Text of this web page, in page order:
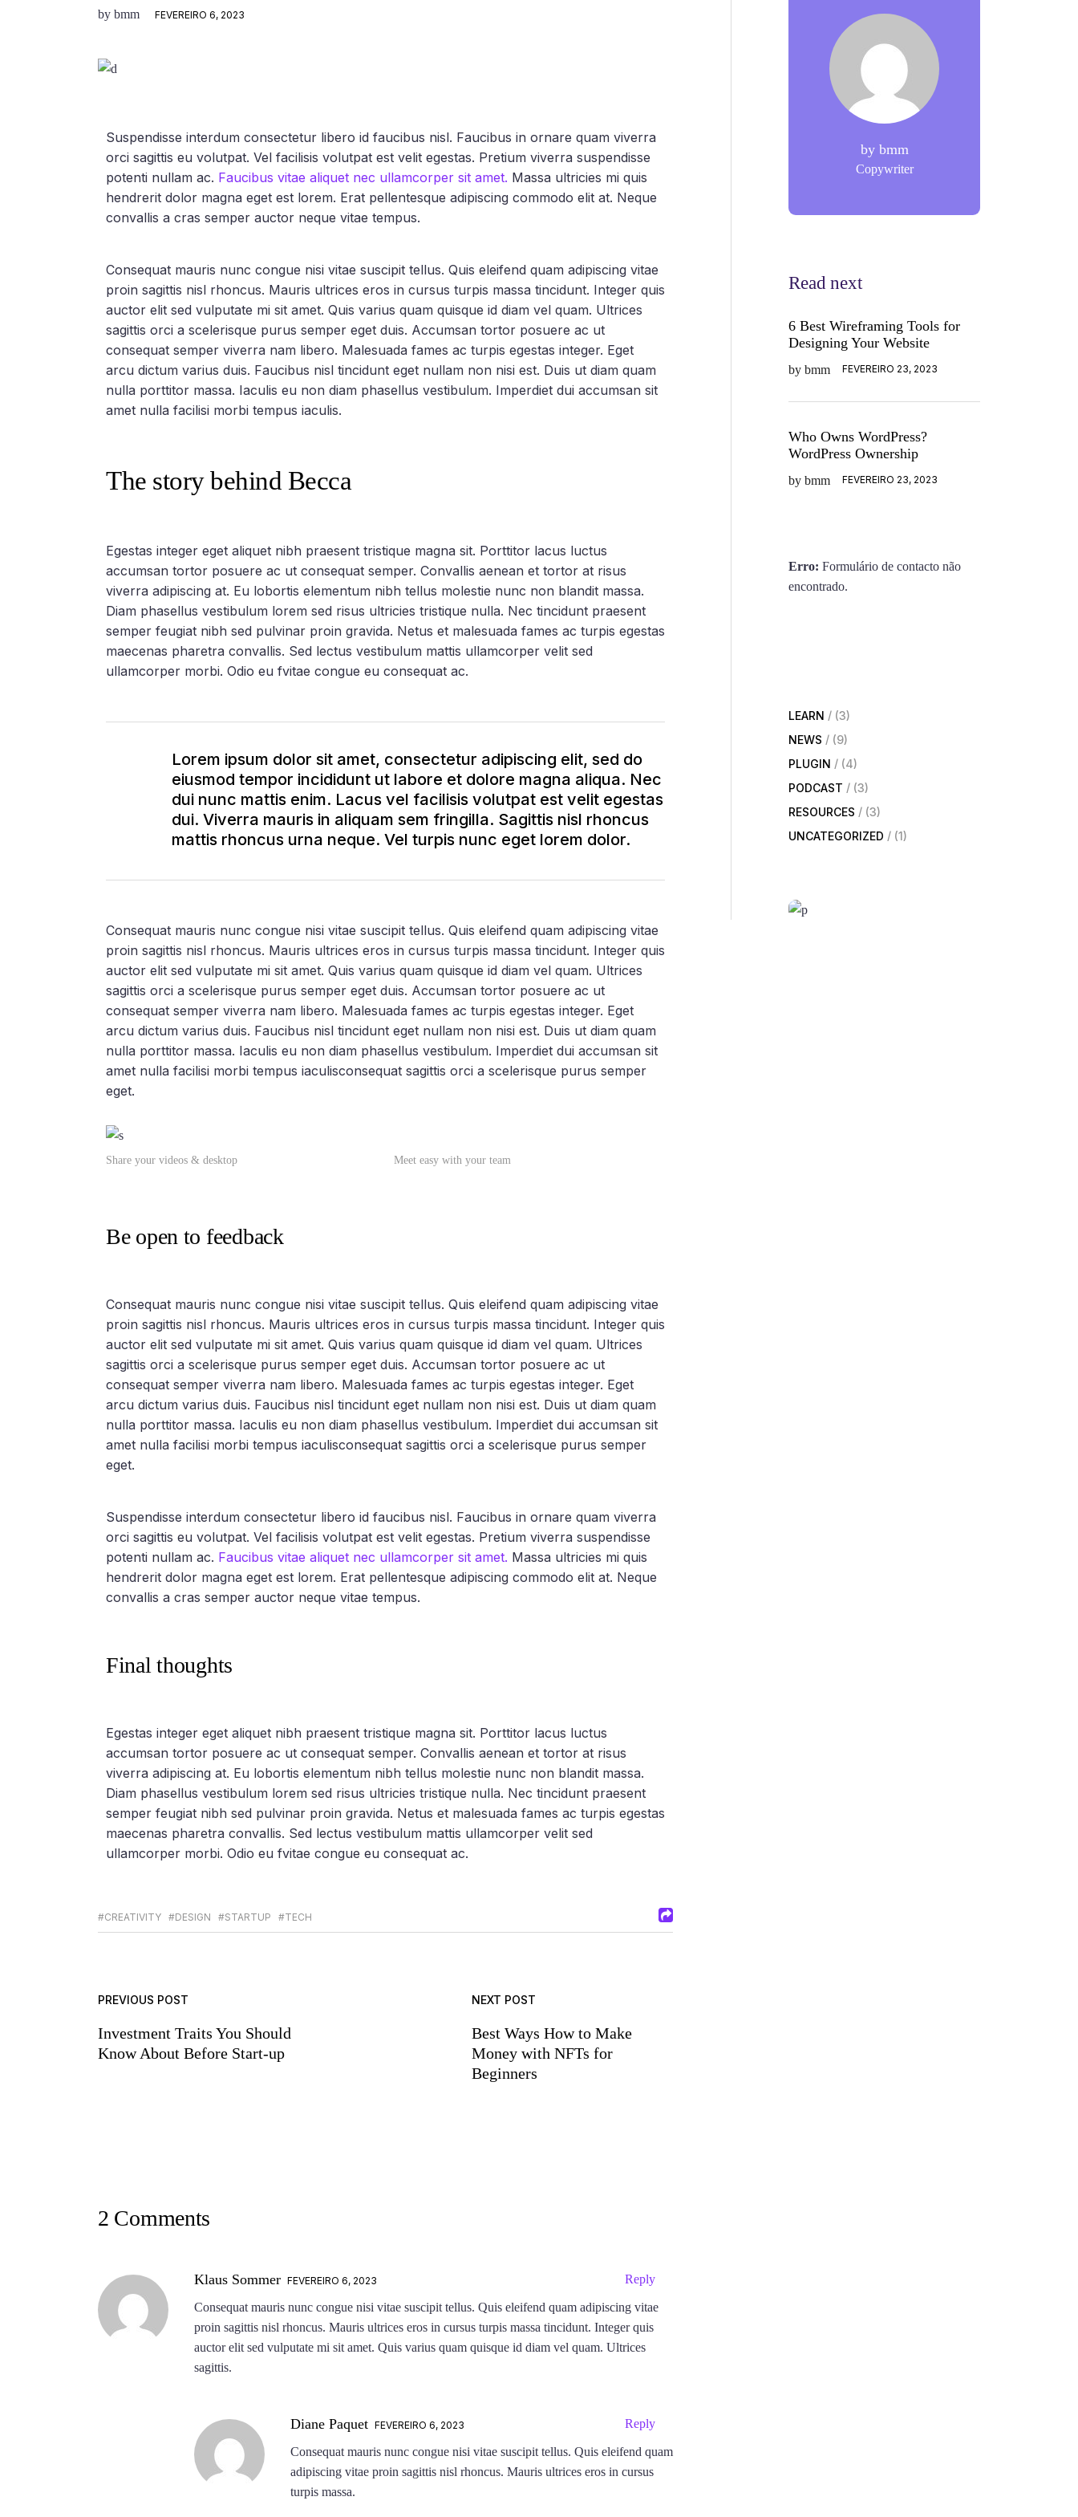
by bmm FEVEREIRO 6, 2023
Suspendisse interdum consectetur libero id faucibus nisl. Faucibus in ornare quam viverra
orci sagittis eu volutpat. Vel facilisis volutpat est velit egestas. Pretium viverra suspendisse
potenti nullam ac. Faucibus vitae aliquet nec ullamcorper sit amet. Massa ultricies mi quis
hendrerit dolor magna eget est lorem. Erat pellentesque adipiscing commodo elit at. Neque
convallis a cras semper auctor neque vitae tempus.
Consequat mauris nunc congue nisi vitae suscipit tellus. Quis eleifend quam adipiscing vitae
proin sagittis nisl rhoncus. Mauris ultrices eros in cursus turpis massa tincidunt. Integer quis
auctor elit sed vulputate mi sit amet. Quis varius quam quisque id diam vel quam. Ultrices
sagittis orci a scelerisque purus semper eget duis. Accumsan tortor posuere ac ut
consequat semper viverra nam libero. Malesuada fames ac turpis egestas integer. Eget
arcu dictum varius duis. Faucibus nisl tincidunt eget nullam non nisi est. Duis ut diam quam
nulla porttitor massa. Iaculis eu non diam phasellus vestibulum. Imperdiet dui accumsan sit
amet nulla facilisi morbi tempus iaculis.
The story behind Becca
Egestas integer eget aliquet nibh praesent tristique magna sit. Porttitor lacus luctus
accumsan tortor posuere ac ut consequat semper. Convallis aenean et tortor at risus
viverra adipiscing at. Eu lobortis elementum nibh tellus molestie nunc non blandit massa.
Diam phasellus vestibulum lorem sed risus ultricies tristique nulla. Nec tincidunt praesent
semper feugiat nibh sed pulvinar proin gravida. Netus et malesuada fames ac turpis egestas
maecenas pharetra convallis. Sed lectus vestibulum mattis ullamcorper velit sed
ullamcorper morbi. Odio eu fvitae congue eu consequat ac.
Lorem ipsum dolor sit amet, consectetur adipiscing elit, sed do
eiusmod tempor incididunt ut labore et dolore magna aliqua. Nec
dui nunc mattis enim. Lacus vel facilisis volutpat est velit egestas
dui. Viverra mauris in aliquam sem fringilla. Sagittis nisl rhoncus
mattis rhoncus urna neque. Vel turpis nunc eget lorem dolor.
Consequat mauris nunc congue nisi vitae suscipit tellus. Quis eleifend quam adipiscing vitae
proin sagittis nisl rhoncus. Mauris ultrices eros in cursus turpis massa tincidunt. Integer quis
auctor elit sed vulputate mi sit amet. Quis varius quam quisque id diam vel quam. Ultrices
sagittis orci a scelerisque purus semper eget duis. Accumsan tortor posuere ac ut
consequat semper viverra nam libero. Malesuada fames ac turpis egestas integer. Eget
arcu dictum varius duis. Faucibus nisl tincidunt eget nullam non nisi est. Duis ut diam quam
nulla porttitor massa. Iaculis eu non diam phasellus vestibulum. Imperdiet dui accumsan sit
amet nulla facilisi morbi tempus iaculisconsequat sagittis orci a scelerisque purus semper
eget.
Share your videos & desktop Meet easy with your team
Be open to feedback
Consequat mauris nunc congue nisi vitae suscipit tellus. Quis eleifend quam adipiscing vitae
proin sagittis nisl rhoncus. Mauris ultrices eros in cursus turpis massa tincidunt. Integer quis
auctor elit sed vulputate mi sit amet. Quis varius quam quisque id diam vel quam. Ultrices
sagittis orci a scelerisque purus semper eget duis. Accumsan tortor posuere ac ut
consequat semper viverra nam libero. Malesuada fames ac turpis egestas integer. Eget
arcu dictum varius duis. Faucibus nisl tincidunt eget nullam non nisi est. Duis ut diam quam
nulla porttitor massa. Iaculis eu non diam phasellus vestibulum. Imperdiet dui accumsan sit
amet nulla facilisi morbi tempus iaculisconsequat sagittis orci a scelerisque purus semper
eget.
Suspendisse interdum consectetur libero id faucibus nisl. Faucibus in ornare quam viverra
orci sagittis eu volutpat. Vel facilisis volutpat est velit egestas. Pretium viverra suspendisse
potenti nullam ac. Faucibus vitae aliquet nec ullamcorper sit amet. Massa ultricies mi quis
hendrerit dolor magna eget est lorem. Erat pellentesque adipiscing commodo elit at. Neque
convallis a cras semper auctor neque vitae tempus.
Final thoughts
Egestas integer eget aliquet nibh praesent tristique magna sit. Porttitor lacus luctus
accumsan tortor posuere ac ut consequat semper. Convallis aenean et tortor at risus
viverra adipiscing at. Eu lobortis elementum nibh tellus molestie nunc non blandit massa.
Diam phasellus vestibulum lorem sed risus ultricies tristique nulla. Nec tincidunt praesent
semper feugiat nibh sed pulvinar proin gravida. Netus et malesuada fames ac turpis egestas
maecenas pharetra convallis. Sed lectus vestibulum mattis ullamcorper velit sed
ullamcorper morbi. Odio eu fvitae congue eu consequat ac.
#CREATIVITY #DESIGN #STARTUP #TECH
PREVIOUS POST
Investment Traits You Should
Know About Before Start-up
NEXT POST
Best Ways How to Make
Money with NFTs for
Beginners
2 Comments
Klaus Sommer FEVEREIRO 6, 2023
Consequat mauris nunc congue nisi vitae suscipit tellus. Quis eleifend quam adipiscing vitae
proin sagittis nisl rhoncus. Mauris ultrices eros in cursus turpis massa tincidunt. Integer quis
auctor elit sed vulputate mi sit amet. Quis varius quam quisque id diam vel quam. Ultrices
sagittis.
Reply
Diane Paquet FEVEREIRO 6, 2023
Consequat mauris nunc congue nisi vitae suscipit tellus. Quis eleifend quam
adipiscing vitae proin sagittis nisl rhoncus. Mauris ultrices eros in cursus
turpis massa.
Reply
by bmm
Copywriter
Read next
6 Best Wireframing Tools for
Designing Your Website
by bmm FEVEREIRO 23, 2023
Who Owns WordPress?
WordPress Ownership
by bmm FEVEREIRO 23, 2023
Erro: Formulário de contacto não
encontrado.
LEARN
(3)
NEWS
(9)
PLUGIN
(4)
PODCAST
(3)
RESOURCES
(3)
UNCATEGORIZED
(1)